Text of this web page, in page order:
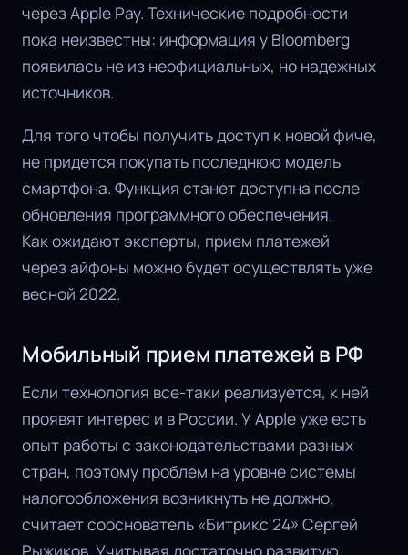
через Apple Pay. Технические подробности
пока неизвестны: информация у Bloomberg
появилась не из неофициальных, но надежных
источников.
Для того чтобы получить доступ к новой фиче,
не придется покупать последнюю модель
смартфона. Функция станет доступна после
обновления программного обеспечения.
Как ожидают эксперты, прием платежей
через айфоны можно будет осуществлять уже
весной 2022.
Мобильный прием платежей в РФ
Если технология все-таки реализуется, к ней
проявят интерес и в России. У Apple уже есть
опыт работы с законодательствами разных
стран, поэтому проблем на уровне системы
налогообложения возникнуть не должно,
считает сооснователь «Битрикс 24» Сергей
Рыжиков. Учитывая достаточно развитую